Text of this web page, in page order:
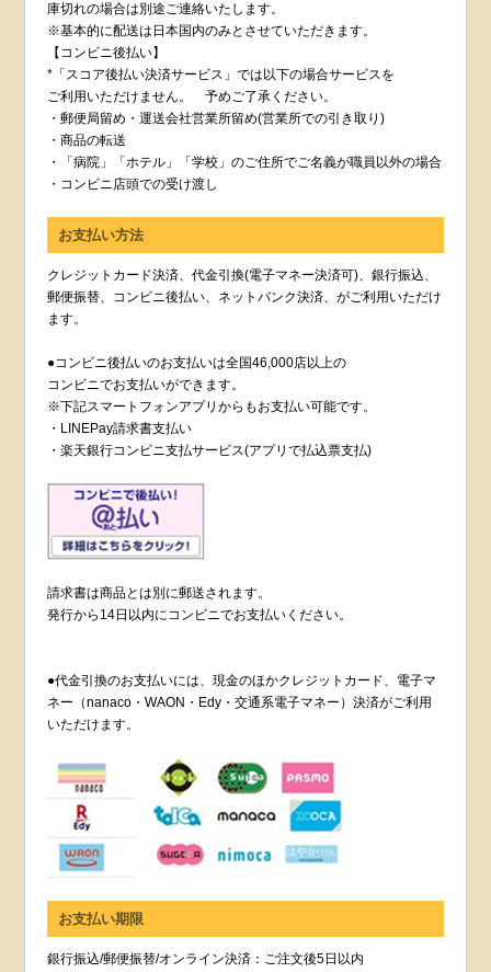
庫切れの場合は別途ご連絡いたします。
※基本的に配送は日本国内のみとさせていただきます。
【コンビニ後払い】
*「スコア後払い決済サービス」では以下の場合サービスを
ご利用いただけません。 予めご了承ください。
・郵便局留め・運送会社営業所留め(営業所での引き取り)
・商品の転送
・「病院」「ホテル」「学校」のご住所でご名義が職員以外の場合
・コンビニ店頭での受け渡し
お支払い方法
クレジットカード決済、代金引換(電子マネー決済可)、銀行振込、
郵便振替、コンビニ後払い、ネットバンク決済、がご利用いただけ
ます。
●コンビニ後払いのお支払いは全国46,000店以上の
コンビニでお支払いができます。
※下記スマートフォンアプリからもお支払い可能です。
・LINEPay請求書支払い
・楽天銀行コンビニ支払サービス(アプリで払込票支払)
請求書は商品とは別に郵送されます。
発行から14日以内にコンビニでお支払いください。
●代金引換のお支払いには、現金のほかクレジットカード、電子マ
ネー（nanaco・WAON・Edy・交通系電子マネー）決済がご利用
いただけます。
お支払い期限
銀行振込/郵便振替/オンライン決済：ご注文後5日以内